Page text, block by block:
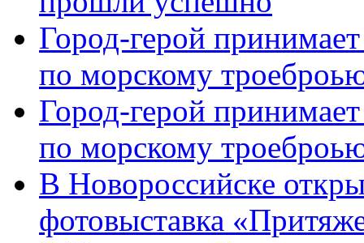
Город-герой
по морскому
Город-герой
по морскому
В Новороссийске
фотовыставка